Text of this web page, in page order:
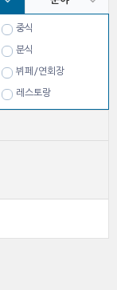
중식
분식
뷔페/연회장
레스토랑